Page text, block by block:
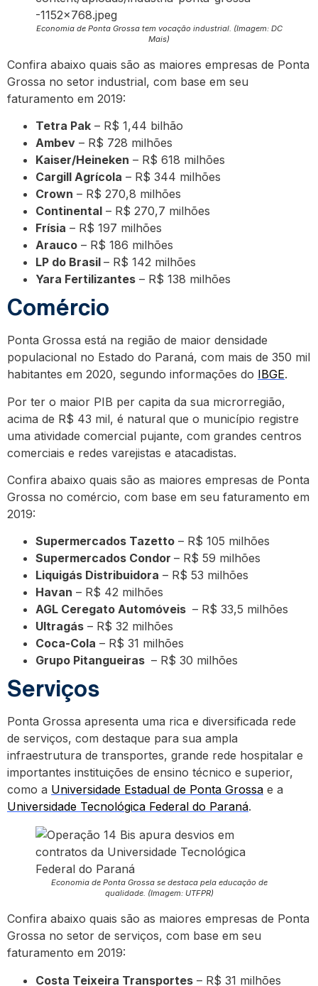
Economia de Ponta Grossa tem vocação industrial. (Imagem: DC
Mais)
Confira abaixo quais são as maiores empresas de Ponta
Grossa no setor industrial, com base em seu
faturamento em 2019:
Tetra Pak – R$ 1,44 bilhão
Ambev – R$ 728 milhões
Kaiser/Heineken – R$ 618 milhões
Cargill Agrícola – R$ 344 milhões
Crown – R$ 270,8 milhões
Continental – R$ 270,7 milhões
Frísia – R$ 197 milhões
Arauco – R$ 186 milhões
LP do Brasil – R$ 142 milhões
Yara Fertilizantes – R$ 138 milhões
Comércio
Ponta Grossa está na região de maior densidade
populacional no Estado do Paraná, com mais de 350 mil
habitantes em 2020, segundo informações do IBGE.
Por ter o maior PIB per capita da sua microrregião,
acima de R$ 43 mil, é natural que o município registre
uma atividade comercial pujante, com grandes centros
comerciais e redes varejistas e atacadistas.
Confira abaixo quais são as maiores empresas de Ponta
Grossa no comércio, com base em seu faturamento em
2019:
Supermercados Tazetto – R$ 105 milhões
Supermercados Condor – R$ 59 milhões
Liquigás Distribuidora – R$ 53 milhões
Havan – R$ 42 milhões
AGL Ceregato Automóveis – R$ 33,5 milhões
Ultragás – R$ 32 milhões
Coca-Cola – R$ 31 milhões
Grupo Pitangueiras – R$ 30 milhões
Serviços
Ponta Grossa apresenta uma rica e diversificada rede
de serviços, com destaque para sua ampla
infraestrutura de transportes, grande rede hospitalar e
importantes instituições de ensino técnico e superior,
como a Universidade Estadual de Ponta Grossa e a
Universidade Tecnológica Federal do Paraná.
Economia de Ponta Grossa se destaca pela educação de
qualidade. (Imagem: UTFPR)
Confira abaixo quais são as maiores empresas de Ponta
Grossa no setor de serviços, com base em seu
faturamento em 2019:
Costa Teixeira Transportes – R$ 31 milhões